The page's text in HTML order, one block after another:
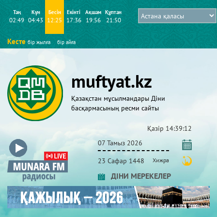
Таң
02:49
Күн
04:43
Бесін
12:25
Екінті
17:36
Ақшам
19:56
Құптан
21:50
Кесте бір жылға бір айға
muftyat.kz
Қазақстан мұсылмандары Діни
басқармасының ресми сайты
Қазір 14:39:12
07 Тамыз 2026
23 Сафар 1448 Хижра
ДІНИ МЕРЕКЕЛЕР